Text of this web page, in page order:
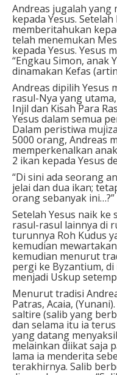
Andreas jugalah yang
kepada Yesus.
memberitahukan
telah menemukan
kepada Yesus. Yesus
“Engkau Simon, anak
dinamakan Kefas
Andreas dipilih Yesus
rasul-Nya yang
Injil dan Kisah Para
Yesus dalam semua
Dalam peristiwa
5000 orang, Andreas
memperkenalkan
2 ikan kepada Yesus
“Di sini ada seorang
jelai dan dua ikan;
orang sebanyak ini…?”
Setelah Yesus naik ke
rasul-rasul lainnya di
turunnya Roh Kudus
kemudian
kemudian menurut
pergi ke Byzantium,
menjadi Uskup
Menurut tradisi
Patras, Acaia,
saltire (salib yang
dan selama itu ia
yang datang
melainkan diikat saja
lama ia menderita
terakhirnya. Salib